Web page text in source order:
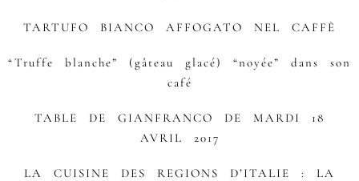
TARTUFO BIANCO AFFOGATO NEL CAFFÈ
“Truffe blanche” (gâteau glacé) “noyée” dans son
café
TABLE DE GIANFRANCO DE MARDI 18
AVRIL 2017
LA CUISINE DES REGIONS D’ITALIE : LA